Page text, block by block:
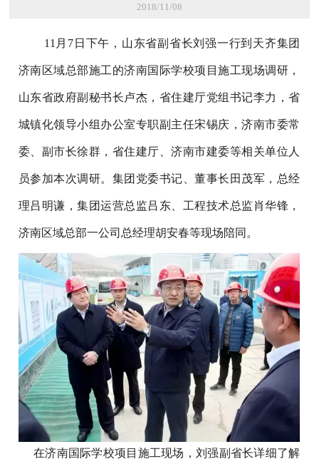
2018/11/08
11月7日下午，山东省副省长刘强一行到天齐集团
济南区域总部施工的济南国际学校项目施工现场调研，
山东省政府副秘书长卢杰，省住建厅党组书记李力，省
城镇化领导小组办公室专职副主任宋锡庆，济南市委常
委、副市长徐群，省住建厅、济南市建委等相关单位人
员参加本次调研。集团党委书记、董事长田茂军，总经
理吕明谦，集团运营总监吕东、工程技术总监肖华锋，
济南区域总部一公司总经理胡安春等现场陪同。
在济南国际学校项目施工现场，刘强副省长详细了解